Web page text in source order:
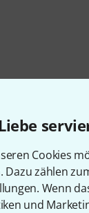
Cookies
Dazu zählen
Wenn
und